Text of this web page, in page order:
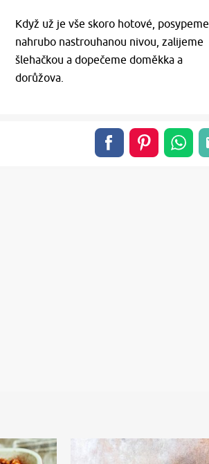
Když už je vše skoro hotové, posypeme
nahrubo nastrouhanou nivou, zalijeme
šlehačkou a dopečeme doměkka a
dorůžova.